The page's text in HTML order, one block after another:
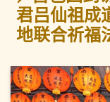
君吕仙祖成
地联合祈福